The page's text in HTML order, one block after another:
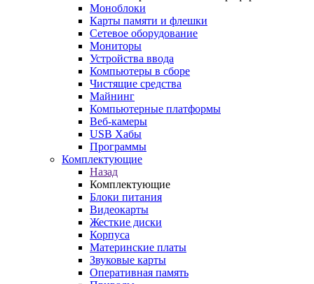
Моноблоки
Карты памяти и флешки
Сетевое оборудование
Мониторы
Устройства ввода
Компьютеры в сборе
Чистящие средства
Майнинг
Компьютерные платформы
Веб-камеры
USB Хабы
Программы
Комплектующие
Назад
Комплектующие
Блоки питания
Видеокарты
Жесткие диски
Корпуса
Материнские платы
Звуковые карты
Оперативная память